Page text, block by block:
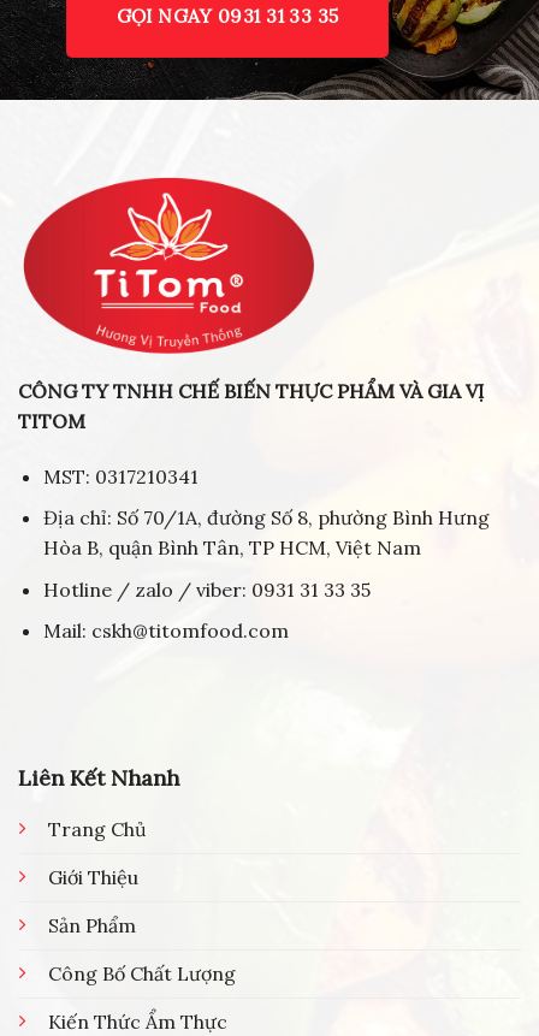
GỌI NGAY 0931 31 33 35
CÔNG TY TNHH CHẾ BIẾN THỰC PHẨM VÀ GIA VỊ
TITOM
MST: 0317210341
Địa chỉ: Số 70/1A, đường Số 8, phường Bình Hưng
Hòa B, quận Bình Tân, TP HCM, Việt Nam
Hotline / zalo / viber: 0931 31 33 35
Mail: cskh@titomfood.com
Liên Kết Nhanh
Trang Chủ
Giới Thiệu
Sản Phẩm
Công Bố Chất Lượng
Kiến Thức Ẩm Thực